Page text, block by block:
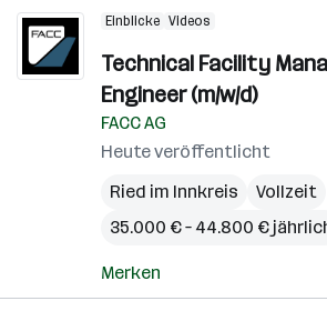
Einblicke Videos
Technical Facility
Engineer (m/w/d)
FACC AG
Heute veröffentlicht
Ried im Innkreis
Vollzeit
35.000 € – 44.800 €
Merken